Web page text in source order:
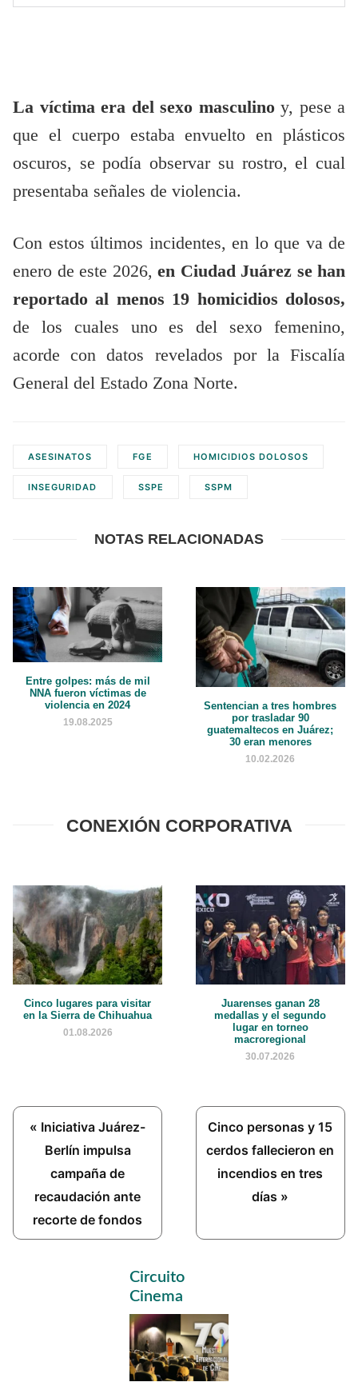
La víctima era del sexo masculinoy, pese a
que el cuerpo estaba envuelto en plásticos
oscuros, se podía observar su rostro, el cual
presentaba señales de violencia.
Con estos últimos incidentes, en lo que va de
enero de este 2026, en Ciudad Juárez se han
reportado al menos 19 homicidios dolosos,
de los cuales uno es del sexo femenino,
acorde con datos revelados por la Fiscalía
General del Estado Zona Norte.
ASESINATOS FGE HOMICIDIOS DOLOSOS
INSEGURIDAD SSPE SSPM
NOTAS RELACIONADAS
Entre golpes: más de mil
NNA fueron víctimas de
violencia en 2024
19.08.2025
Sentencian a tres hombres
por trasladar 90
guatemaltecos en Juárez;
30 eran menores
10.02.2026
CONEXIÓN CORPORATIVA
Cinco lugares para visitar
en la Sierra de Chihuahua
01.08.2026
Juarenses ganan 28
medallas y el segundo
lugar en torneo
macroregional
30.07.2026
Previous
Post:
« Iniciativa Juárez-
Berlín impulsa
campaña de
recaudación ante
recorte de fondos
Next
Post:
Cinco personas y 15
cerdos fallecieron en
incendios en tres
días »
Primary
Sidebar
Circuito
Cinema